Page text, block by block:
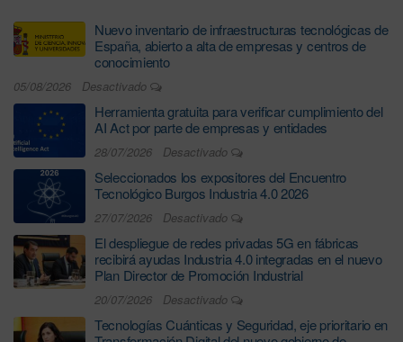
Nuevo inventario de infraestructuras tecnológicas de
España, abierto a alta de empresas y centros de
conocimiento
05/08/2026 Desactivado
Herramienta gratuita para verificar cumplimiento del
AI Act por parte de empresas y entidades
28/07/2026 Desactivado
Seleccionados los expositores del Encuentro
Tecnológico Burgos Industria 4.0 2026
27/07/2026 Desactivado
El despliegue de redes privadas 5G en fábricas
recibirá ayudas Industria 4.0 integradas en el nuevo
Plan Director de Promoción Industrial
20/07/2026 Desactivado
Tecnologías Cuánticas y Seguridad, eje prioritario en